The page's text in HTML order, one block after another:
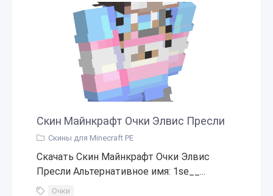
Скин Майнкрафт Очки Элвис Пресли
Скины для Minecraft PE
Скачать Скин Майнкрафт Очки Элвис
Пресли Альтернативное имя: 1se__...
Очки